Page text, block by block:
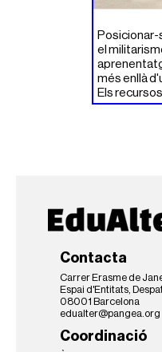
Posicionar-
el
més enllà
Els
Contacta
Carrer Erasme de
Espai d'Entitats,
08001 Barcelona
edualter@pangea.org
Coordinació